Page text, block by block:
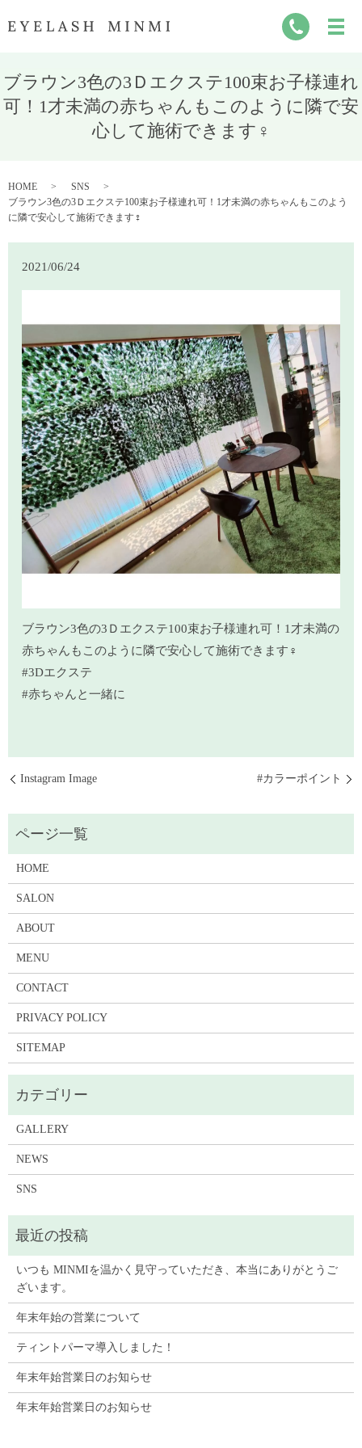
ブラウン3色の3Ｄエクステ100束お子様連れ
可！1才未満の赤ちゃんもこのように隣で安
心して施術できます‍♀️
HOME
SNS
ブラウン3色の3Ｄエクステ100束お子様連れ可！1才未満の赤ちゃんもこのよう
に隣で安心して施術できます‍♀️
2021/06/24
ブラウン3色の3Ｄエクステ100束お子様連れ可！1才未満の
赤ちゃんもこのように隣で安心して施術できます‍♀️
#3Dエクステ
#赤ちゃんと一緒に
Instagram Image #カラーポイント
HOME
SALON
ABOUT
MENU
CONTACT
PRIVACY POLICY
SITEMAP
GALLERY
NEWS
SNS
いつも MINMIを温かく見守っていただき、本当にありがとうご
ざいます。
年末年始の営業について
ティントパーマ導入しました！
年末年始営業日のお知らせ
年末年始営業日のお知らせ